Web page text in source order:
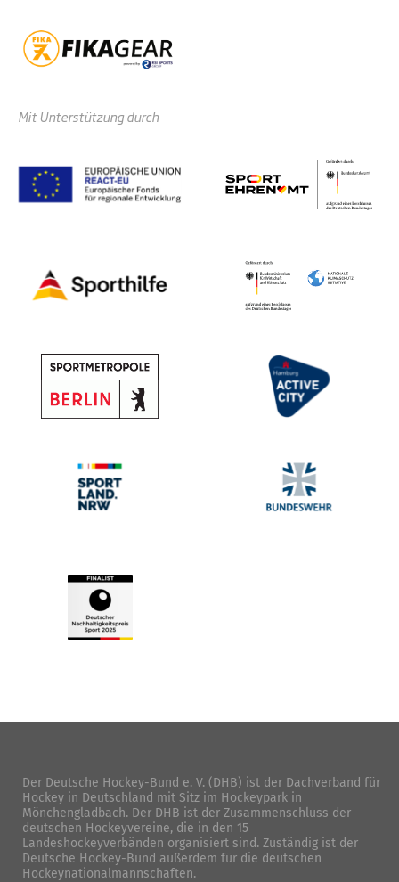
Mit Unterstützung durch
Der Deutsche Hockey-Bund e. V. (DHB) ist der Dachverband für
Hockey in Deutschland mit Sitz im Hockeypark in
Mönchengladbach. Der DHB ist der Zusammenschluss der
deutschen Hockeyvereine, die in den 15
Landeshockeyverbänden organisiert sind. Zuständig ist der
Deutsche Hockey-Bund außerdem für die deutschen
Hockeynationalmannschaften.